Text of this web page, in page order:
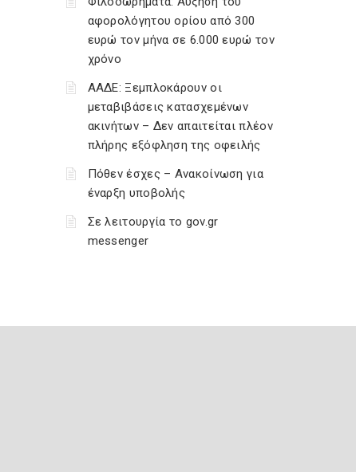
αφορολόγητου ορίου από 300
ευρώ τον μήνα σε 6.000 ευρώ τον
χρόνο
ΑΑΔΕ: Ξεμπλοκάρουν οι
μεταβιβάσεις κατασχεμένων
ακινήτων – Δεν απαιτείται πλέον
πλήρης εξόφληση της οφειλής
Πόθεν έσχες – Ανακοίνωση για
έναρξη υποβολής
Σε λειτουργία το gov.gr
messenger